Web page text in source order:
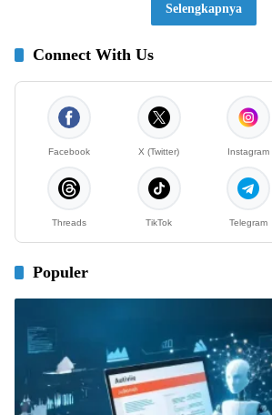
Selengkapnya
Connect With Us
Facebook X (Twitter) Instagram
Threads TikTok Telegram
Populer